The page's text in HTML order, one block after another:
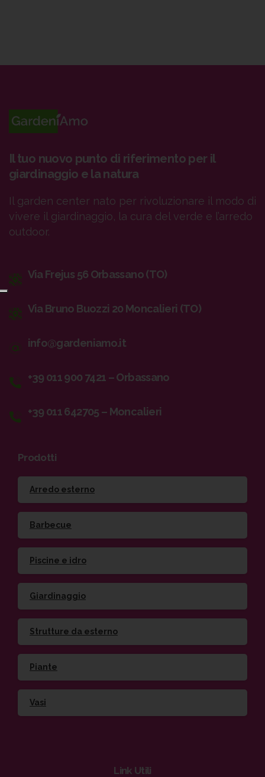
Il tuo nuovo punto di riferimento per il
giardinaggio e la natura
Il garden center nato per rivoluzionare il modo di
vivere il giardinaggio, la cura del verde e l’arredo
outdoor.
Via Frejus 56 Orbassano (TO)
Via Bruno Buozzi 20 Moncalieri (TO)
info@gardeniamo.it
+39 011 900 7421 – Orbassano
+39 011 642705 – Moncalieri
Prodotti
Arredo esterno
Barbecue
Piscine e idro
Giardinaggio
Strutture da esterno
Piante
Vasi
Link Utili